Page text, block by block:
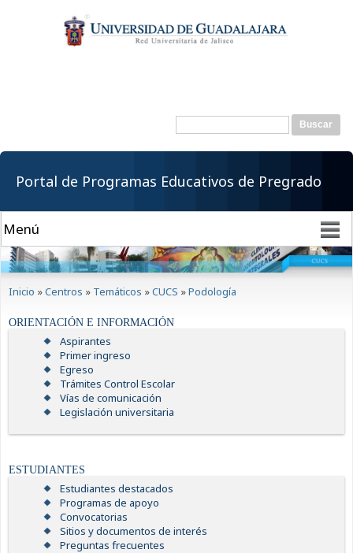
contenido
principal
Formulario de
Buscar
Portal de Programas Educativos de Pregrado
Inicio »Centros » Temáticos »CUCS »Podología
ORIENTACIÓN E INFORMACIÓN
Aspirantes
Primer ingreso
Egreso
Trámites Control Escolar
Vías de comunicación
Legislación universitaria
ESTUDIANTES
Estudiantes destacados
Programas de apoyo
Convocatorias
Sitios y documentos de interés
Preguntas frecuentes